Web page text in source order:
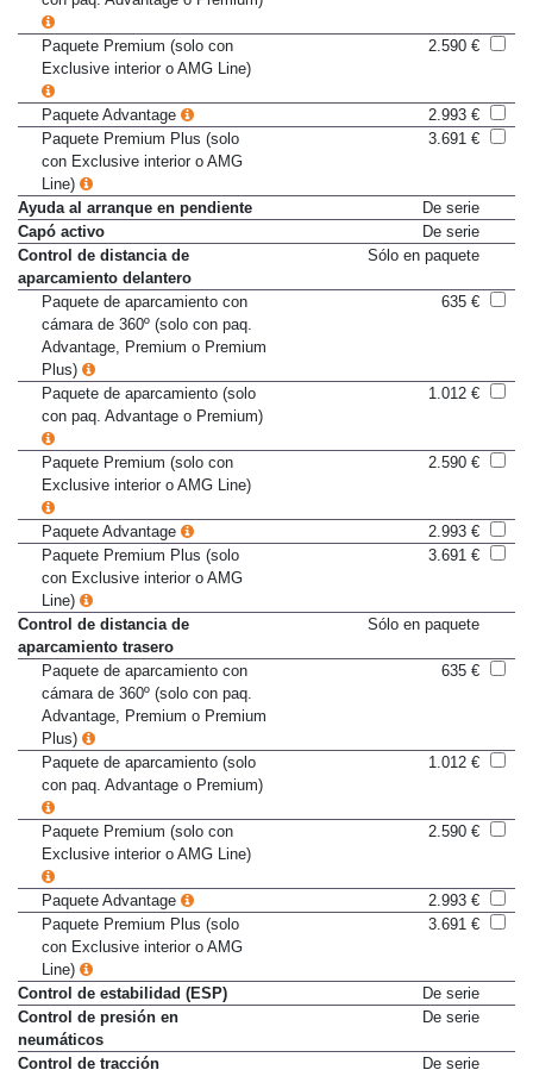
con paq. Advantage o Premium)
Paquete Premium (solo con
Exclusive interior o AMG Line)
Paquete Advantage
2.993 €
Paquete Premium Plus (solo
con Exclusive interior o AMG
Line)
Ayuda al arranque en pendiente
De serie
Capó activo
De serie
Control de distancia de
aparcamiento delantero
Paquete de aparcamiento con
cámara de 360º (solo con paq.
Advantage, Premium o Premium
Plus)
Paquete de aparcamiento (solo
con paq. Advantage o Premium)
Paquete Premium (solo con
Exclusive interior o AMG Line)
Paquete Advantage
2.993 €
Paquete Premium Plus (solo
con Exclusive interior o AMG
Line)
Control de distancia de
aparcamiento trasero
Paquete de aparcamiento con
cámara de 360º (solo con paq.
Advantage, Premium o Premium
Plus)
Paquete de aparcamiento (solo
con paq. Advantage o Premium)
Paquete Premium (solo con
Exclusive interior o AMG Line)
Paquete Advantage
2.993 €
Paquete Premium Plus (solo
con Exclusive interior o AMG
Line)
Control de estabilidad (ESP)
De serie
Control de presión en
neumáticos